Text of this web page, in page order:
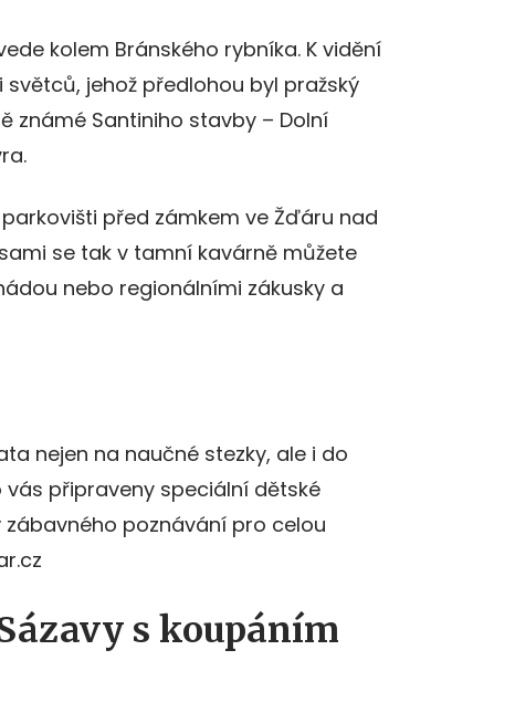
kolem Bránského rybníka. K vidění
jehož předlohou byl pražský
známé Santiniho stavby – Dolní
před zámkem ve Žďáru nad
se tak v tamní kavárně můžete
nebo regionálními zákusky a
nejen na naučné stezky, ale i do
vás připraveny speciální dětské
poznávání pro celou
s koupáním